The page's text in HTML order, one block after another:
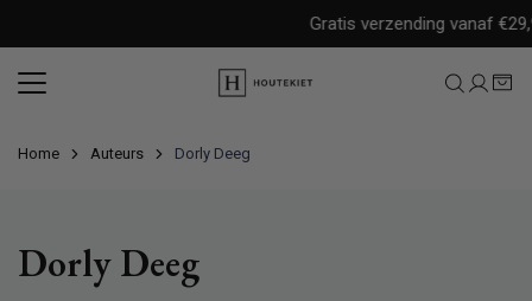
content
Gratis verzending vanaf
Home Auteurs Dorly Deeg
Dorly Deeg